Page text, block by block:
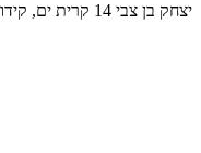
יצחק בן צבי 14 קרית ים, קידוח פיאזומטר בעומק של 14 מטר